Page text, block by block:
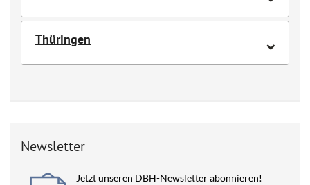
Thüringen
Newsletter
Jetzt unseren DBH-Newsletter abonnieren!